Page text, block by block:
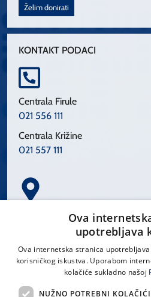
Želim donirati
KONTAKT PODACI
Centrala Firule
021 556 111
Centrala Križine
021 557 111
Spinčićeva 1, 21000 Split
Ova
upotrebljava
Ova internetska stranica
korisničkog iskustva. Uporabom
kolačiće sukladno našoj
NUŽNO POTREBNI KOLAČIĆI